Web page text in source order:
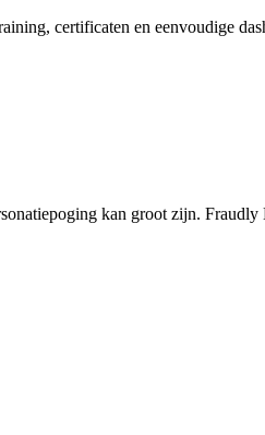
certificaten en eenvoudige
kan groot zijn. Fraudly